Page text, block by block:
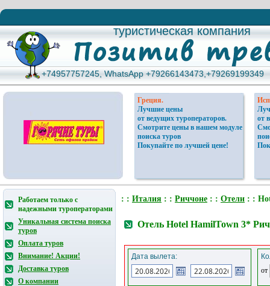
туристическая компания
туристическая компания
+74957757245, WhatsApp +79266143473,+79269199349
+74957757245, WhatsApp +79266143473,+79269199349
Греция.
Лучшие цены
от ведущих туроператоров.
Смотрите цены в нашем модуле
поиска туров
Покупайте по лучшей цене!
от
Работаем только с
надежными туроператорами
Уникальная система поиска
туров
Оплата туров
Внимание! Акции!
Доставка туров
О компании
: : Италия : : Риччоне : : Отели : :
Отель Hotel HamilTown 3*
Дата вылета:
от